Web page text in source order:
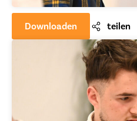
Downloaden teilen